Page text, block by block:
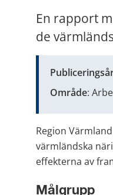
En rapport
de
Område:
Region
värmländska
effekterna av
Målgrupp